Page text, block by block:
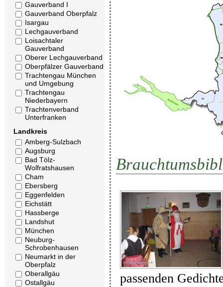
Gauverband I
Gauverband Oberpfalz
Isargau
Lechgauverband
Loisachtaler
Gauverband
Oberer Lechgauverband
Oberpfälzer Gauverband
Trachtengau München
und Umgebung
Trachtengau
Niederbayern
Trachtenverband
Unterfranken
Landkreis
Amberg-Sulzbach
Augsburg
Bad Tölz-
Wolfratshausen
Cham
Ebersberg
Eggenfelden
Eichstätt
Hassberge
Landshut
München
Neuburg-
Schrobenhausen
Neumarkt in der
Oberpfalz
Oberallgäu
Ostallgäu
passenden